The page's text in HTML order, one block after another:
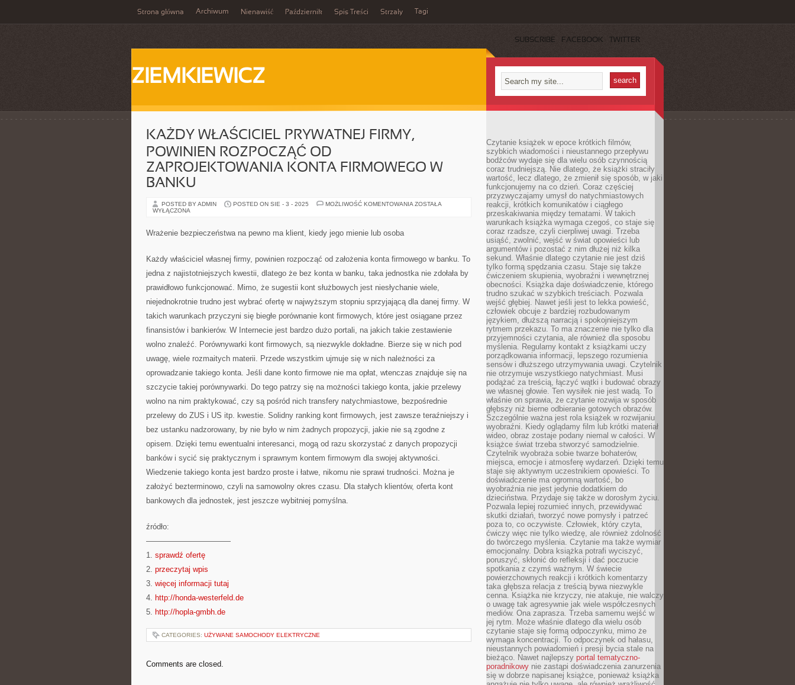
Strona główna Archiwum Nienawiść Październik Spis Treści Strzały Tagi
SUBSCRIBE FACEBOOK TWITTER
ZIEMKIEWICZ
KAŻDY WŁAŚCICIEL PRYWATNEJ FIRMY,
POWINIEN ROZPOCZĄĆ OD
ZAPROJEKTOWANIA KONTA FIRMOWEGO W
BANKU
POSTED BY ADMIN POSTED ON SIE - 3 - 2025 MOŻLIWOŚĆ KOMENTOWANIA KAŻDY
FIRMOWEGO
BANKU
ZOSTAŁA
WYŁĄCZONA
Wrażenie bezpieczeństwa na pewno ma klient, kiedy jego mienie lub osoba
Każdy właściciel własnej firmy, powinien rozpocząć od założenia konta firmowego w banku. To
jedna z najistotniejszych kwestii, dlatego że bez konta w banku, taka jednostka nie zdołała by
prawidłowo funkcjonować. Mimo, że sugestii kont służbowych jest niesłychanie wiele,
niejednokrotnie trudno jest wybrać ofertę w najwyższym stopniu sprzyjającą dla danej firmy. W
takich warunkach przyczyni się biegłe porównanie kont firmowych, które jest osiągane przez
finansistów i bankierów. W Internecie jest bardzo dużo portali, na jakich takie zestawienie
wolno znaleźć. Porównywarki kont firmowych, są niezwykle dokładne. Bierze się w nich pod
uwagę, wiele rozmaitych materii. Przede wszystkim ujmuje się w nich należności za
oprowadzanie takiego konta. Jeśli dane konto firmowe nie ma opłat, wtenczas znajduje się na
szczycie takiej porównywarki. Do tego patrzy się na możności takiego konta, jakie przelewy
wolno na nim praktykować, czy są pośród nich transfery natychmiastowe, bezpośrednie
przelewy do ZUS i US itp. kwestie. Solidny ranking kont firmowych, jest zawsze teraźniejszy i
bez ustanku nadzorowany, by nie było w nim żadnych propozycji, jakie nie są zgodne z
opisem. Dzięki temu ewentualni interesanci, mogą od razu skorzystać z danych propozycji
banków i sycić się praktycznym i sprawnym kontem firmowym dla swojej aktywności.
Wiedzenie takiego konta jest bardzo proste i łatwe, nikomu nie sprawi trudności. Można je
założyć bezterminowo, czyli na samowolny okres czasu. Dla stałych klientów, oferta kont
bankowych dla jednostek, jest jeszcze wybitniej pomyślna.
źródło:
———————————
1. sprawdź ofertę
2. przeczytaj wpis
3. więcej informacji tutaj
4. http://honda-westerfeld.de
5. http://hopla-gmbh.de
CATEGORIES: UŻYWANE SAMOCHODY ELEKTRYCZNE
Comments are closed.
Czytanie książek w epoce krótkich filmów,
szybkich wiadomości i nieustannego przepływu
bodźców wydaje się dla wielu osób czynnością
coraz trudniejszą. Nie dlatego, że książki straciły
wartość, lecz dlatego, że zmienił się sposób, w jaki
funkcjonujemy na co dzień. Coraz częściej
przyzwyczajamy umysł do natychmiastowych
reakcji, krótkich komunikatów i ciągłego
przeskakiwania między tematami. W takich
warunkach książka wymaga czegoś, co staje się
coraz rzadsze, czyli cierpliwej uwagi. Trzeba
usiąść, zwolnić, wejść w świat opowieści lub
argumentów i pozostać z nim dłużej niż kilka
sekund. Właśnie dlatego czytanie nie jest dziś
tylko formą spędzania czasu. Staje się także
ćwiczeniem skupienia, wyobraźni i wewnętrznej
obecności. Książka daje doświadczenie, którego
trudno szukać w szybkich treściach. Pozwala
wejść głębiej. Nawet jeśli jest to lekka powieść,
człowiek obcuje z bardziej rozbudowanym
językiem, dłuższą narracją i spokojniejszym
rytmem przekazu. To ma znaczenie nie tylko dla
przyjemności czytania, ale również dla sposobu
myślenia. Regularny kontakt z książkami uczy
porządkowania informacji, lepszego rozumienia
sensów i dłuższego utrzymywania uwagi. Czytelnik
nie otrzymuje wszystkiego natychmiast. Musi
podążać za treścią, łączyć wątki i budować obrazy
we własnej głowie. Ten wysiłek nie jest wadą. To
właśnie on sprawia, że czytanie rozwija w sposób
głębszy niż bierne odbieranie gotowych obrazów.
Szczególnie ważna jest rola książek w rozwijaniu
wyobraźni. Kiedy oglądamy film lub krótki materiał
wideo, obraz zostaje podany niemal w całości. W
książce świat trzeba stworzyć samodzielnie.
Czytelnik wyobraża sobie twarze bohaterów,
miejsca, emocje i atmosferę wydarzeń. Dzięki temu
staje się aktywnym uczestnikiem opowieści. To
doświadczenie ma ogromną wartość, bo
wyobraźnia nie jest jedynie dodatkiem do
dzieciństwa. Przydaje się także w dorosłym życiu.
Pozwala lepiej rozumieć innych, przewidywać
skutki działań, tworzyć nowe pomysły i patrzeć
poza to, co oczywiste. Człowiek, który czyta,
ćwiczy więc nie tylko wiedzę, ale również zdolność
do twórczego myślenia. Czytanie ma także wymiar
emocjonalny. Dobra książka potrafi wyciszyć,
poruszyć, skłonić do refleksji i dać poczucie
spotkania z czymś ważnym. W świecie
powierzchownych reakcji i krótkich komentarzy
taka głębsza relacja z treścią bywa niezwykle
cenna. Książka nie krzyczy, nie atakuje, nie walczy
o uwagę tak agresywnie jak wiele współczesnych
mediów. Ona zaprasza. Trzeba samemu wejść w
jej rytm. Może właśnie dlatego dla wielu osób
czytanie staje się formą odpoczynku, mimo że
wymaga koncentracji. To odpoczynek od hałasu,
nieustannych powiadomień i presji bycia stale na
bieżąco. Nawet najlepszy portal tematyczno-
poradnikowy nie zastąpi doświadczenia zanurzenia
się w dobrze napisanej książce, ponieważ książka